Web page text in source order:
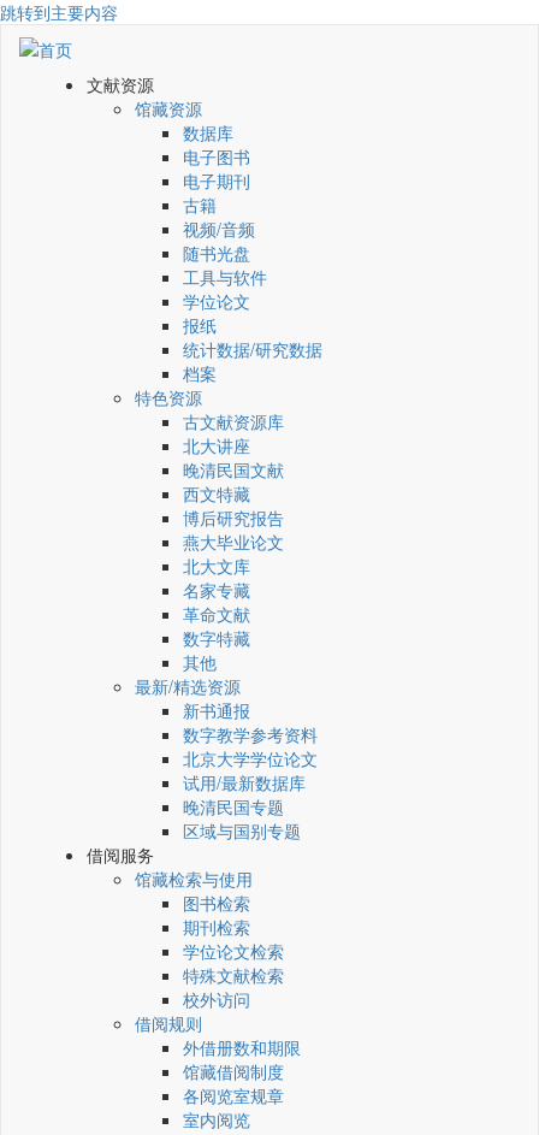
跳转到主要内容
文献资源
馆藏资源
数据库
电子图书
电子期刊
古籍
视频/音频
随书光盘
工具与软件
学位论文
报纸
统计数据/研究数据
档案
特色资源
古文献资源库
北大讲座
晚清民国文献
西文特藏
博后研究报告
燕大毕业论文
北大文库
名家专藏
革命文献
数字特藏
其他
最新/精选资源
新书通报
数字教学参考资料
北京大学学位论文
试用/最新数据库
晚清民国专题
区域与国别专题
借阅服务
馆藏检索与使用
图书检索
期刊检索
学位论文检索
特殊文献检索
校外访问
借阅规则
外借册数和期限
馆藏借阅制度
各阅览室规章
室内阅览